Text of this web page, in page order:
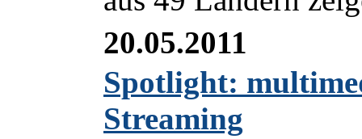
20.05.2011
Spotlight:
Streaming